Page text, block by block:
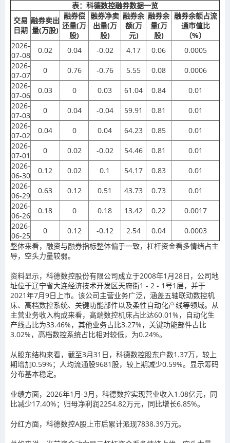
表：科德数控融券数据一览
交易
日期
融券卖出
量(万股)
融券偿
还量(万
股)
融券净卖
出量(万
股)
融券余
额(万
元)
融券余
量(万
股)
融券余额占流
通市值比
（%）
2026-
07-08
0.02 0.04 -0.02 4.17 0.06
0.0005
2026-
07-07
0 0.76 -0.76 5.55 0.08
0.0006
2026-
07-06
0.03 0 0.03 61.04 0.84
0.01
2026-
07-03
0 0.04 -0.04 59.91 0.81
0.01
2026-
07-02
0.04 0 0.04 64.23 0.85
0.01
2026-
07-01
0 0.02 -0.02 54.46 0.81
0.01
2026-
06-30
0.12 0.02 0.1 54.17 0.83
0.01
2026-
06-29
0.63 0.12 0.51 43.73 0.73
0.01
2026-
06-26
0.18 0 0.18 13.42 0.22
0.0017
2026-
06-25
0 0.12 -0.12 2.54 0.04
0.0003
整体来看，融资与融券指标整体偏于一致，杠杆资金看多情绪占主
导，空头力量较弱。
资料显示，科德数控股份有限公司成立于2008年1月28日，公司地
址位于辽宁省大连经济技术开发区天府街1 - 2 - 1号1层，并于
2021年7月9日上市。该公司主营业务广泛，涵盖五轴联动数控机
床、高档数控系统、关键功能部件以及柔性自动化产线等领域。从
主营业务收入构成来看，高端数控机床占比达60.01%，自动化生
产线占比为33.46%，其他业务占比3.27%，关键功能部件占比
3.02%，高档数控系统占比相对较低，为0.24%。
从股东结构来看，截至3月31日，科德数控股东户数1.37万，较上
期增加0.59%；人均流通股9681股，较上期减少0.59%。显示筹码
分布基本稳定。
业绩方面，2026年1月-3月，科德数控实现营业收入1.08亿元，同
比减少17.40%；归母净利润2254.82万元，同比增长6.85%。
分红方面，科德数控A股上市后累计派现7838.39万元。